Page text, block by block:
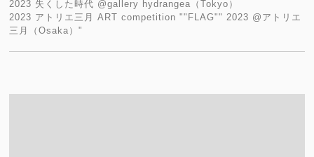
2023 失くした時代 @gallery hydrangea（Tokyo）
2023 アトリエ三月 ART competition ""FLAG"" 2023 @アトリエ
三月（Osaka）"